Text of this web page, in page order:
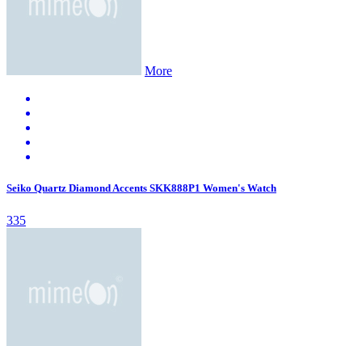
More
Seiko Quartz Diamond Accents SKK888P1 Women's Watch
335